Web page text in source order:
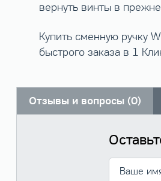
вернуть винты в
Купить сменную ручку
быстрого заказа в 1
Отзывы и вопросы (0)